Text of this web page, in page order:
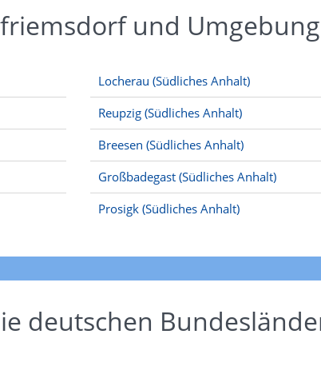
und Umgebung
Locherau (Südliches Anhalt)
Reupzig (Südliches Anhalt)
Breesen (Südliches Anhalt)
Großbadegast (Südliches Anhalt)
Prosigk (Südliches Anhalt)
deutschen